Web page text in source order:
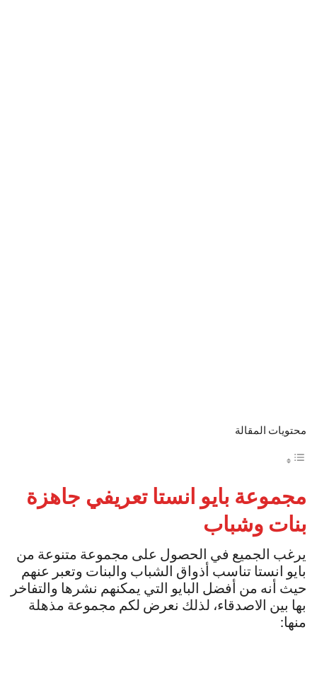
محتويات المقالة
مجموعة بايو انستا تعريفي جاهزة
بنات وشباب
يرغب الجميع في الحصول على مجموعة متنوعة من
بايو انستا تناسب أذواق الشباب والبنات وتعبر عنهم
حيث أنه من أفضل البايو التي يمكنهم نشرها والتفاخر
بها بين الاصدقاء، لذلك نعرض لكم مجموعة مذهلة
منها: